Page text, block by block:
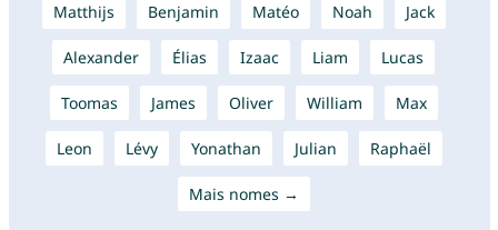
Matthijs Benjamin Matéo Noah Jack
Alexander Élias Izaac Liam Lucas
Toomas James Oliver William Max
Leon Lévy Yonathan Julian Raphaël
Mais nomes →